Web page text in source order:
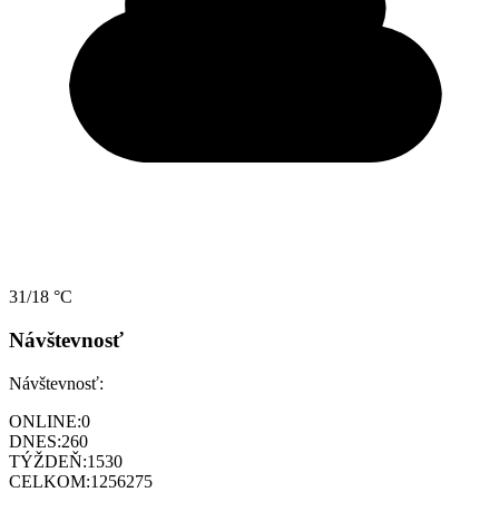
31/18 °C
Návštevnosť
Návštevnosť:
ONLINE:0
DNES:260
TÝŽDEŇ:1530
CELKOM:1256275